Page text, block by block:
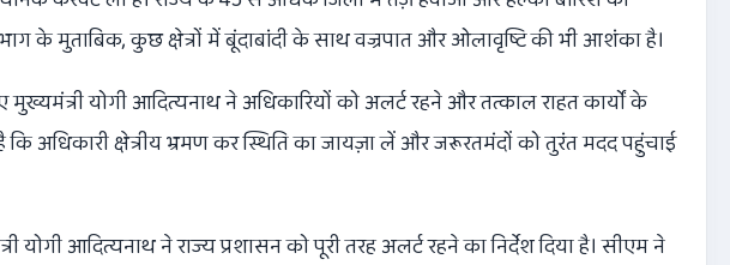
के मुताबिक, कुछ क्षेत्रों में बूंदाबांदी के साथ वज्रपात और ओलावृष्टि की भी आशंका है।
योगी आदित्यनाथ ने अधिकारियों को अलर्ट रहने और तत्काल राहत कार्यों के
है कि अधिकारी क्षेत्रीय भ्रमण कर स्थिति का जायज़ा लें और जरूरतमंदों को तुरंत मदद पहुंचाई
योगी आदित्यनाथ ने राज्य प्रशासन को पूरी तरह अलर्ट रहने का निर्देश दिया है। सीएम ने